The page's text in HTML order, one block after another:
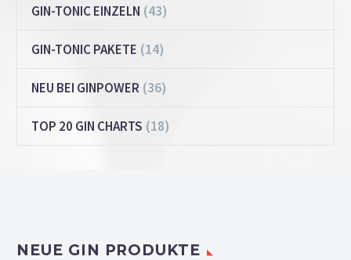
GIN-TONIC EINZELN (43)
GIN-TONIC PAKETE (14)
NEU BEI GINPOWER (36)
TOP 20 GIN CHARTS (18)
NEUE GIN PRODUKTE